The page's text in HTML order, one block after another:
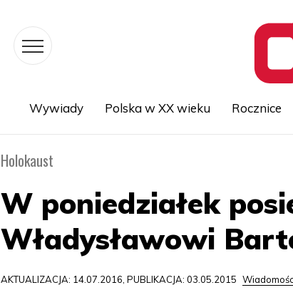
Wywiady Polska w XX wieku Rocznice
Holokaust
W poniedziałek
Władysławowi
AKTUALIZACJA: 14.07.2016, PUBLIKACJA: 03.05.2015